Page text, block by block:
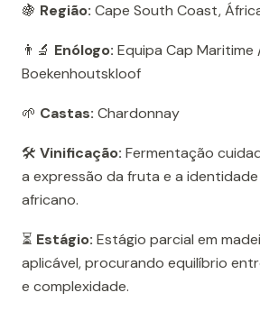
🍇 Região: Cape South Coast,
👨‍🔬 Enólogo: Equipa Cap Maritime
Boekenhoutskloof
🌱 Castas: Chardonnay
🛠️ Vinificação: Fermentação
a expressão da fruta e a
africano.
⏳ Estágio: Estágio parcial em
aplicável, procurando equilíbrio
e complexidade.